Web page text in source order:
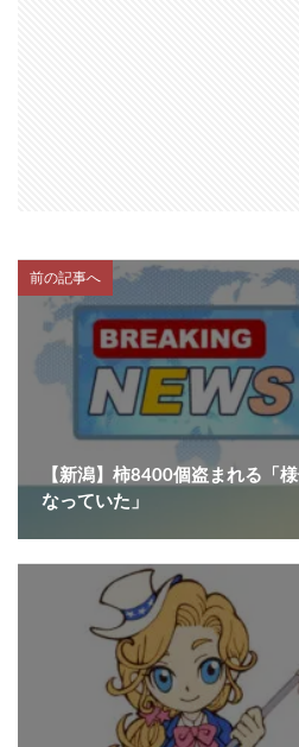
前の記事へ
【新潟】柿8400個盗まれる「
なっていた」